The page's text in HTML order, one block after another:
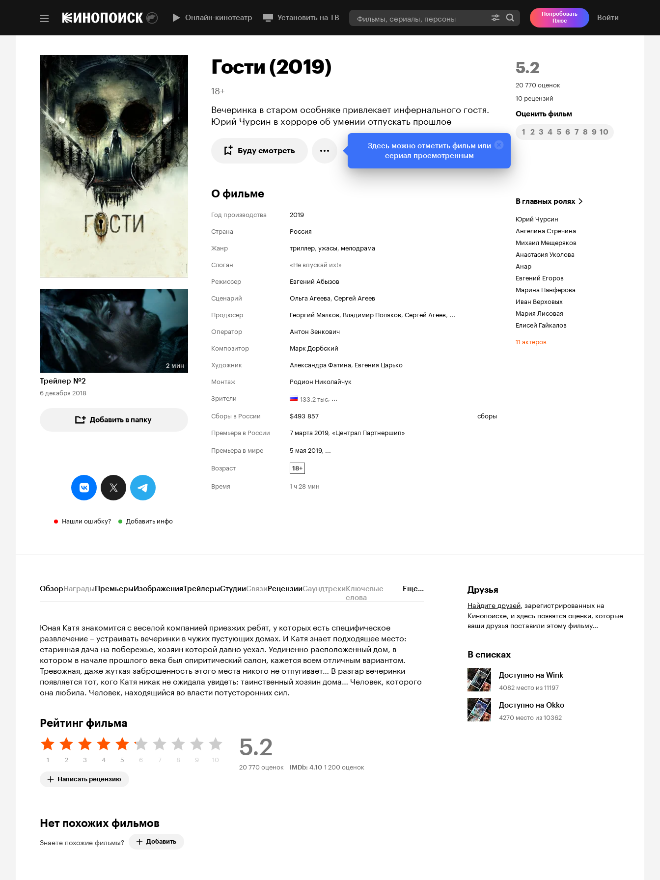
Онлайн-кинотеатр Установить на ТВ
Попробовать
Плюс
Войти
Длительность 2 мин
2 мин
Трейлер №2
6 декабря 2018
Добавить в папку
Нашли ошибку? Добавить инфо
Гости (2019)
18+
Вечеринка в старом особняке привлекает инфернального гостя.
Юрий Чурсин в хорроре об умении отпускать прошлое
Буду смотреть
5.2
Рейтинг
Кинопоиска
5.2
20 770 оценок
10 рецензий
Оценить фильм
1 2 3 4 5 6 7 8 9 10
О фильме
Год производства
2019
Страна
Россия
Жанр
триллер, ужасы, мелодрама
Слоган
«Не впускай их!»
Режиссер
Евгений Абызов
Сценарий
Ольга Агеева, Сергей Агеев
Продюсер
Георгий Малков, Владимир Поляков, Сергей Агеев, ...
Оператор
Антон Зенкович
Композитор
Марк Дорбский
Художник
Александра Фатина, Евгения Царько
Монтаж
Родион Николайчук
Зрители
133.2 тыс, ...
Сборы в России
$493 857
сборы
Премьера в России
7 марта 2019, «Централ Партнершип»
Премьера в мире
5 мая 2019, ...
Возраст
18+
Время 1 ч 28 мин
В главных ролях
Юрий Чурсин
Ангелина Стречина
Михаил Мещеряков
Анастасия Уколова
Анар
Евгений Егоров
Марина Панферова
Иван Верховых
Мария Лисовая
Елисей Гайкалов
11 актеров
ОбзорНаградыПремьерыИзображенияТрейлерыСтудииСвязиРецензииСаундтрекиКлючевые
слова
Еще...
Юная Катя знакомится с веселой компанией приезжих ребят, у которых есть специфическое
развлечение – устраивать вечеринки в чужих пустующих домах. И Катя знает подходящее место:
старинная дача на побережье, хозяин которой давно уехал. Уединенно расположенный дом, в
котором в начале прошлого века был спиритический салон, кажется всем отличным вариантом.
Тревожная, даже жуткая заброшенность этого места никого не отпугивает… В разгар вечеринки
появляется тот, кого Катя никак не ожидала увидеть: таинственный хозяин дома… Человек, которого
она любила. Человек, находящийся во власти потусторонних сил.
Рейтинг фильма
1 2 3 4 5 6 7 8 9 10
Написать рецензию
5.2
Рейтинг
20 770 оценок IMDb: 4.10 1 200 оценок
Нет похожих фильмов
Знаете похожие фильмы? Добавить
Друзья
Найдите друзей, зарегистрированных на
Кинопоиске, и здесь появятся оценки, которые
ваши друзья поставили этому фильму...
В списках
Доступно на Wink
4082 место из11197
Доступно на Okko
4270 место из10362
Здесь можно отметить фильм или
сериал просмотренным